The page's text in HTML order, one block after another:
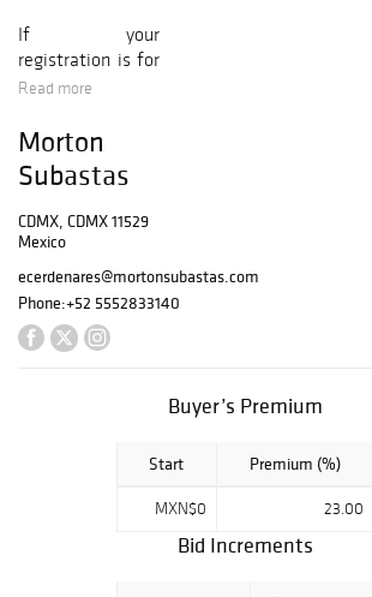
If your
registration is for
the Morton
you can bid up to
$10,000 MXN.
registration is for
auctions, you can
make offers of
up to$20,000
MXN.
or if your
"Pending" status,
Read more
Morton
Subastas
CDMX, CDMX 11529
Mexico
ecerdenares@mortonsubastas.com
Phone:+52 5552833140
Buyer’s Premium
Start Premium (%)
MXN$0 23.00
Bid Increments